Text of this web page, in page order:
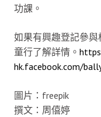
功課。
如果有興趣登記參
童行了解詳情。
hk.facebook.com/
圖片：freepik
撰文：周僖婷